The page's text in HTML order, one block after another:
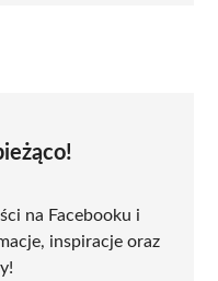
na Facebooku i
inspiracje oraz